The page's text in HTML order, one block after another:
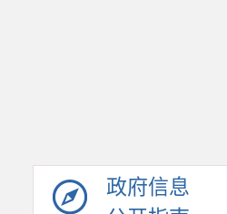
政府信息